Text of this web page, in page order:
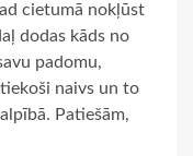
cietumā nokļūst
dodas kāds no
padomu,
naivs un to
Patiešām,